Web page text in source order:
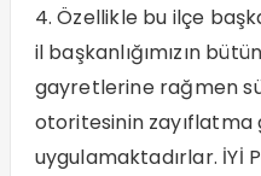
4. Özellikle bu ilçe
il başkanlığımızın
gayretlerine rağmen
otoritesinin
uygulamaktadırlar. İYİ